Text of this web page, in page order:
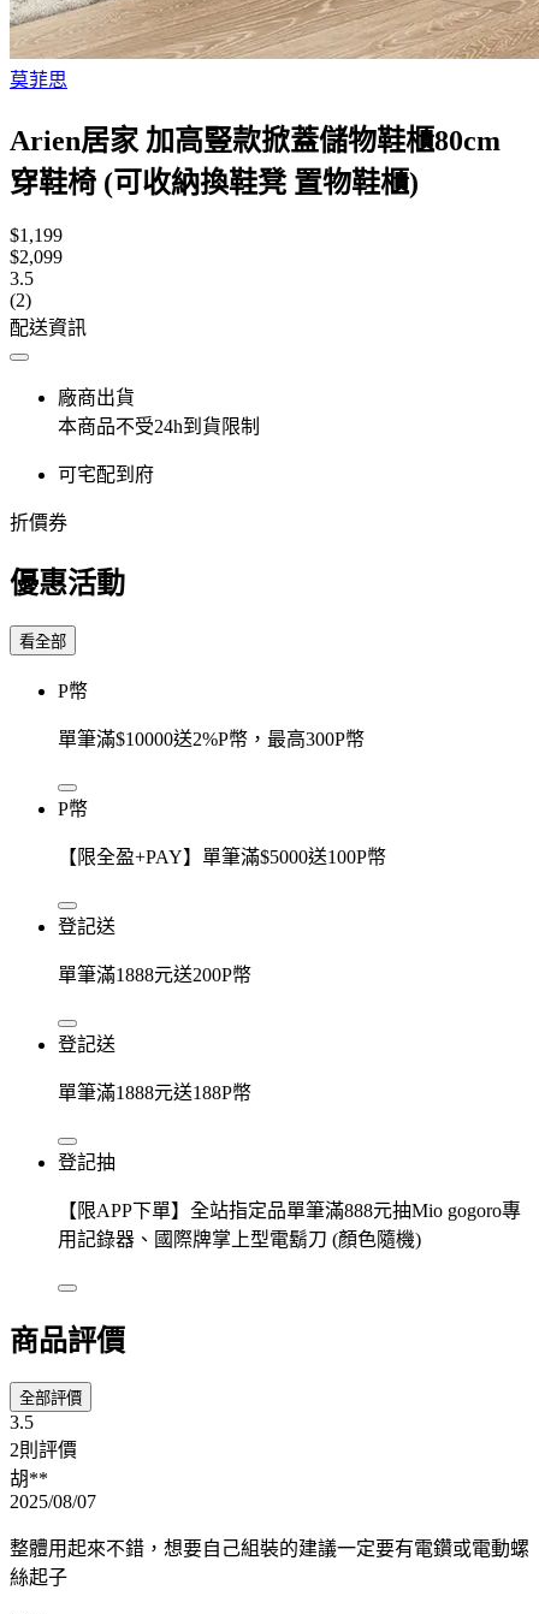
莫菲思
Arien居家 加高豎款掀蓋儲物鞋櫃80cm
穿鞋椅 (可收納換鞋凳 置物鞋櫃)
$1,199
$2,099
3.5
(2)
配送資訊
廠商出貨
本商品不受24h到貨限制
可宅配到府
折價券
優惠活動
看全部
P幣
單筆滿$10000送2%P幣，最高300P幣
P幣
【限全盈+PAY】單筆滿$5000送100P幣
登記送
單筆滿1888元送200P幣
登記送
單筆滿1888元送188P幣
登記抽
【限APP下單】全站指定品單筆滿888元抽Mio gogoro專
用記錄器、國際牌掌上型電鬍刀 (顏色隨機)
商品評價
全部評價
3.5
2則評價
胡**
2025/08/07
整體用起來不錯，想要自己組裝的建議一定要有電鑽或電動螺
絲起子